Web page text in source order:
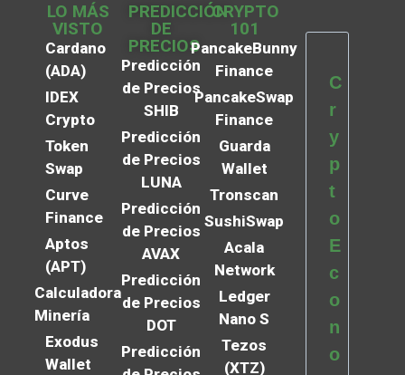
LO MÁS
VISTO
Cardano
(ADA)
IDEX
Crypto
Token
Swap
Curve
Finance
Aptos
(APT)
Calculadora
Minería
Exodus
Wallet
PREDICCIÓN
DE
PRECIOS
Predicción
de Precios
SHIB
Predicción
de Precios
LUNA
Predicción
de Precios
AVAX
Predicción
de Precios
DOT
Predicción
CRYPTO
101
PancakeBunny
Finance
PancakeSwap
Finance
Guarda
Wallet
Tronscan
SushiSwap
Acala
Network
Ledger
Nano S
Tezos
(XTZ)
C
r
y
p
t
o
E
c
o
n
o